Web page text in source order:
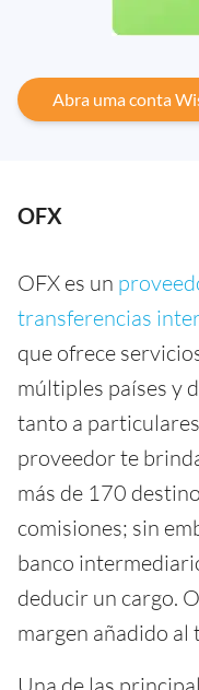
Abra uma conta
OFX
OFX es un
transferencias
que ofrece
múltiples países y
tanto a
proveedor te
más de 170
comisiones; sin
banco
deducir un cargo.
margen añadido al